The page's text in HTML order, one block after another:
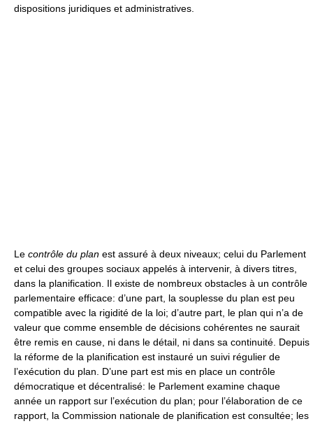
dispositions juridiques et administratives.
Le contrôle du plan est assuré à deux niveaux; celui du Parlement
et celui des groupes sociaux appelés à intervenir, à divers titres,
dans la planification. Il existe de nombreux obstacles à un contrôle
parlementaire efficace: d’une part, la souplesse du plan est peu
compatible avec la rigidité de la loi; d’autre part, le plan qui n’a de
valeur que comme ensemble de décisions cohérentes ne saurait
être remis en cause, ni dans le détail, ni dans sa continuité. Depuis
la réforme de la planification est instauré un suivi régulier de
l’exécution du plan. D’une part est mis en place un contrôle
démocratique et décentralisé: le Parlement examine chaque
année un rapport sur l’exécution du plan; pour l’élaboration de ce
rapport, la Commission nationale de planification est consultée; les